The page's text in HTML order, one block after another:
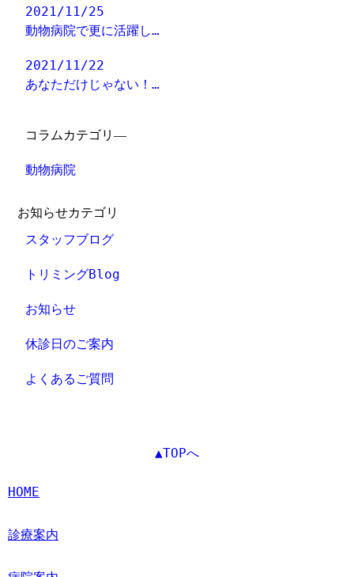
2021/11/25
動物病院で更に活躍し…
2021/11/22
あなただけじゃない！…
コラムカテゴリ―
動物病院
お知らせカテゴリ
スタッフブログ
トリミングBlog
お知らせ
休診日のご案内
よくあるご質問
▲TOPへ
HOME
診療案内